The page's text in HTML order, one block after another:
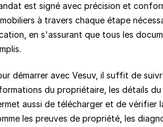
est signé avec précision et
à travers chaque étape
en s'assurant que tous les
démarrer avec Vesuv, il suffit de
du propriétaire, les détails
aussi de télécharger et de vérifier
les preuves de propriété, les